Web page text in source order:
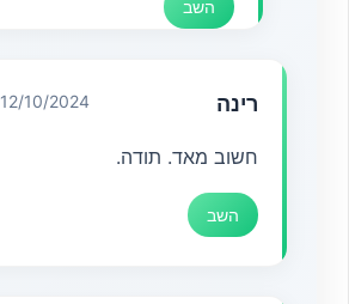
השב
רינה 12/10/2024 בשעה 19:52
חשוב מאד. תודה.
השב